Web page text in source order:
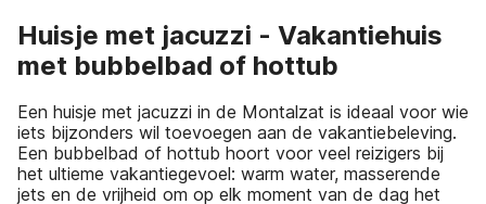
Huisje met jacuzzi - Vakantiehuis
met bubbelbad of hottub
Een huisje met jacuzzi in de Montalzat is ideaal voor wie
iets bijzonders wil toevoegen aan de vakantiebeleving.
Een bubbelbad of hottub hoort voor veel reizigers bij
het ultieme vakantiegevoel: warm water, masserende
jets en de vrijheid om op elk moment van de dag het